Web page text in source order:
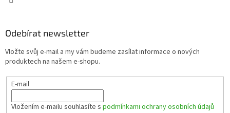
Odebírat newsletter
Vložte svůj e-mail a my vám budeme zasílat informace o nových
produktech na našem e-shopu.
E-mail
Vložením e-mailu souhlasíte s podmínkami ochrany osobních údajů